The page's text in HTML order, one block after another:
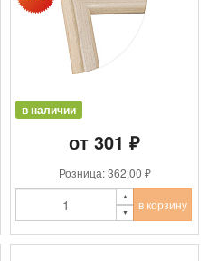
в наличии
от 301 ₽
Розница: 362.00 ₽
в корзину